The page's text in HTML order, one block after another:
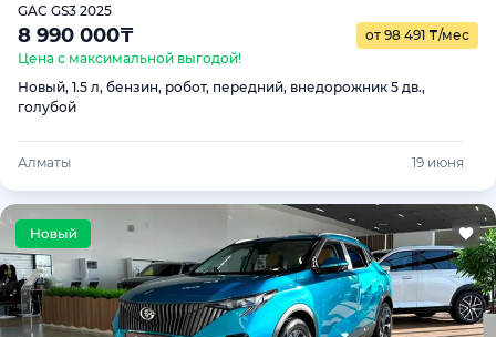
GAC GS3 2025
8 990 000₸ от 98 491 ₸/мес
Цена с максимальной выгодой!
Новый, 1.5 л, бензин, робот, передний, внедорожник 5 дв.,
голубой
Алматы 19 июня